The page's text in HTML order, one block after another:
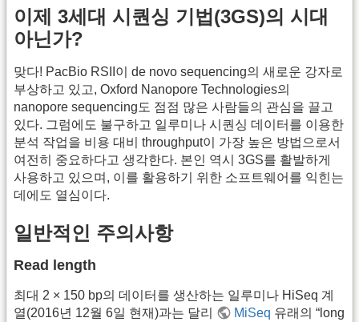
이제 3세대 시퀀싱 기법(3GS)의 시대
아닌가?
맞다! PacBio RSII이 de novo sequencing의 새로운 강자로
부상하고 있고, Oxford Nanopore Technologies의
nanopore sequencing도 점점 많은 사람들의 관심을 끌고
있다. 그럼에도 불구하고 일루미나 시퀀싱 데이터를 이용한
분석 작업을 비용 대비 throughput이 가장 높은 방법으로서
여전히 중요하다고 생각한다. 본인 역시 3GS를 활발하게
사용하고 있으며, 이를 활용하기 위한 소프트웨어를 익힌는
데에도 열심이다.
일반적인 주의사항
Read length
최대 2 × 150 bp의 데이터를 생산하는 일루미나 HiSeq 계
열(2016년 12월 6일 현재)과는 달리
MiSeq 유래의 “long